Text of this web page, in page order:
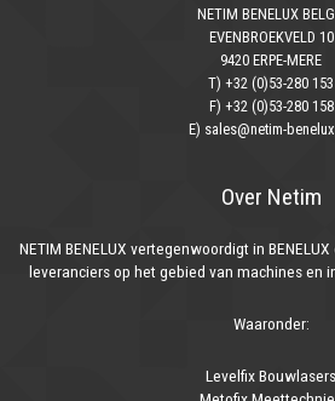
NETIM BENELUX
EVENBROEKVELD 10
9420 ERPE-MERE
T) +32 (0)53-280 153
F) +32 (0)53-280 158
E) sales@netim-
Over Netim
NETIM BENELUX vertegenwoordigt in
leveranciers op het gebied van machines en
Waaronder:
Levelfix Bouwlasers